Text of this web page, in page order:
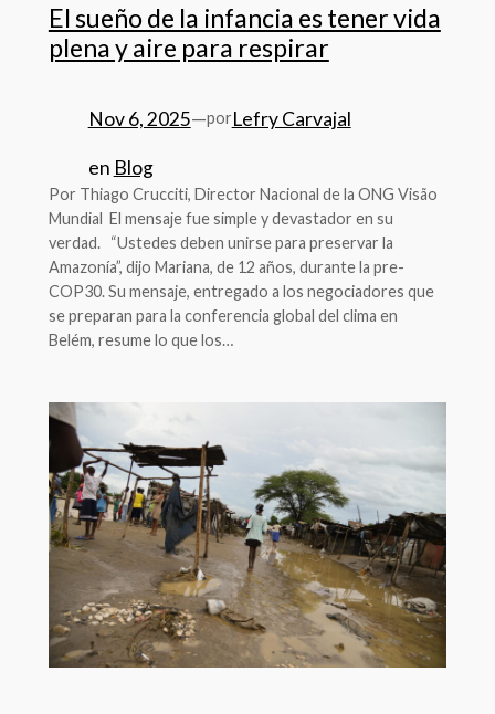
El sueño de la infancia es tener vida
plena y aire para respirar
Nov 6, 2025—porLefry Carvajal
en Blog
Por Thiago Crucciti, Director Nacional de la ONG Visão
Mundial El mensaje fue simple y devastador en su
verdad. “Ustedes deben unirse para preservar la
Amazonía”, dijo Mariana, de 12 años, durante la pre-
COP30. Su mensaje, entregado a los negociadores que
se preparan para la conferencia global del clima en
Belém, resume lo que los…